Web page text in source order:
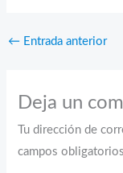
← Entrada anterior
Deja un
Tu dirección de
campos